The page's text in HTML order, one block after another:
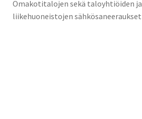
Omakotitalojen sekä taloyhtiöiden ja
liikehuoneistojen sähkösaneeraukset